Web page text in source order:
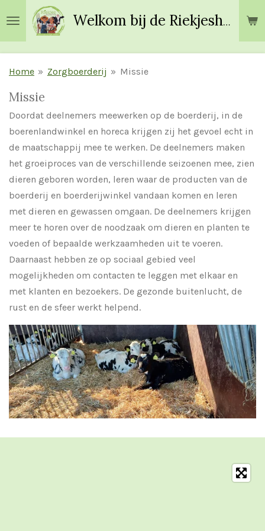
hoofdinhoud
Welkom bij de Riekjeshoeve!
Home » Zorgboerderij » Missie
Missie
Doordat deelnemers meewerken op de boerderij, in de
boerenlandwinkel en horeca krijgen zij het gevoel echt in
de maatschappij mee te werken. De deelnemers maken
het groeiproces van de verschillende seizoenen mee, zien
dieren geboren worden, leren waar de producten van de
boerderij en boerderijwinkel vandaan komen en leren
met dieren en gewassen omgaan. De deelnemers krijgen
meer te horen over de noodzaak om dieren en planten te
voeden of bepaalde werkzaamheden uit te voeren.
Daarnaast hebben ze op sociaal gebied veel
mogelijkheden om contacten te leggen met elkaar en
met klanten en bezoekers. De gezonde buitenlucht, de
rust en de sfeer werkt helpend.